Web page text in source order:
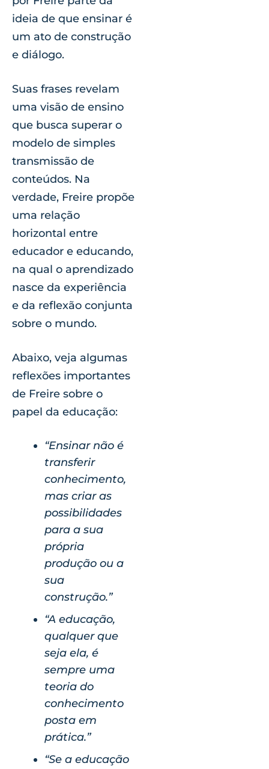
ideia de que ensinar é
um ato de construção
e diálogo.
Suas frases revelam
uma visão de ensino
que busca superar o
modelo de simples
transmissão de
conteúdos. Na
verdade, Freire propõe
uma relação
horizontal entre
educador e educando,
na qual o aprendizado
nasce da experiência
e da reflexão conjunta
sobre o mundo.
Abaixo, veja algumas
reflexões importantes
de Freire sobre o
papel da educação:
“Ensinar não é
transferir
conhecimento,
mas criar as
possibilidades
para a sua
própria
produção ou a
sua
construção.”
“A educação,
qualquer que
seja ela, é
sempre uma
teoria do
conhecimento
posta em
prática.”
“Se a educação